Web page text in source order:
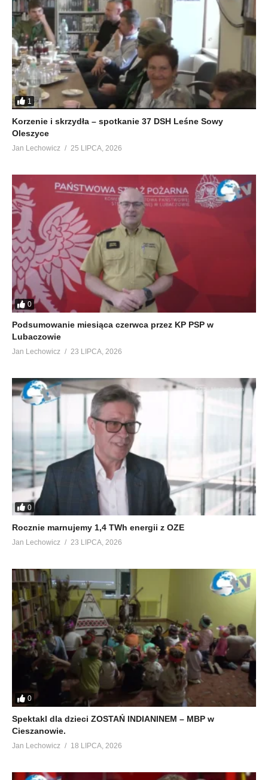
1
Korzenie i skrzydła – spotkanie 37 DSH Leśne Sowy
Oleszyce
Jan Lechowicz 25 LIPCA, 2026
0
Podsumowanie miesiąca czerwca przez KP PSP w
Lubaczowie
Jan Lechowicz 23 LIPCA, 2026
0
Rocznie marnujemy 1,4 TWh energii z OZE
Jan Lechowicz 23 LIPCA, 2026
0
Spektakl dla dzieci ZOSTAŃ INDIANINEM – MBP w
Cieszanowie.
Jan Lechowicz 18 LIPCA, 2026